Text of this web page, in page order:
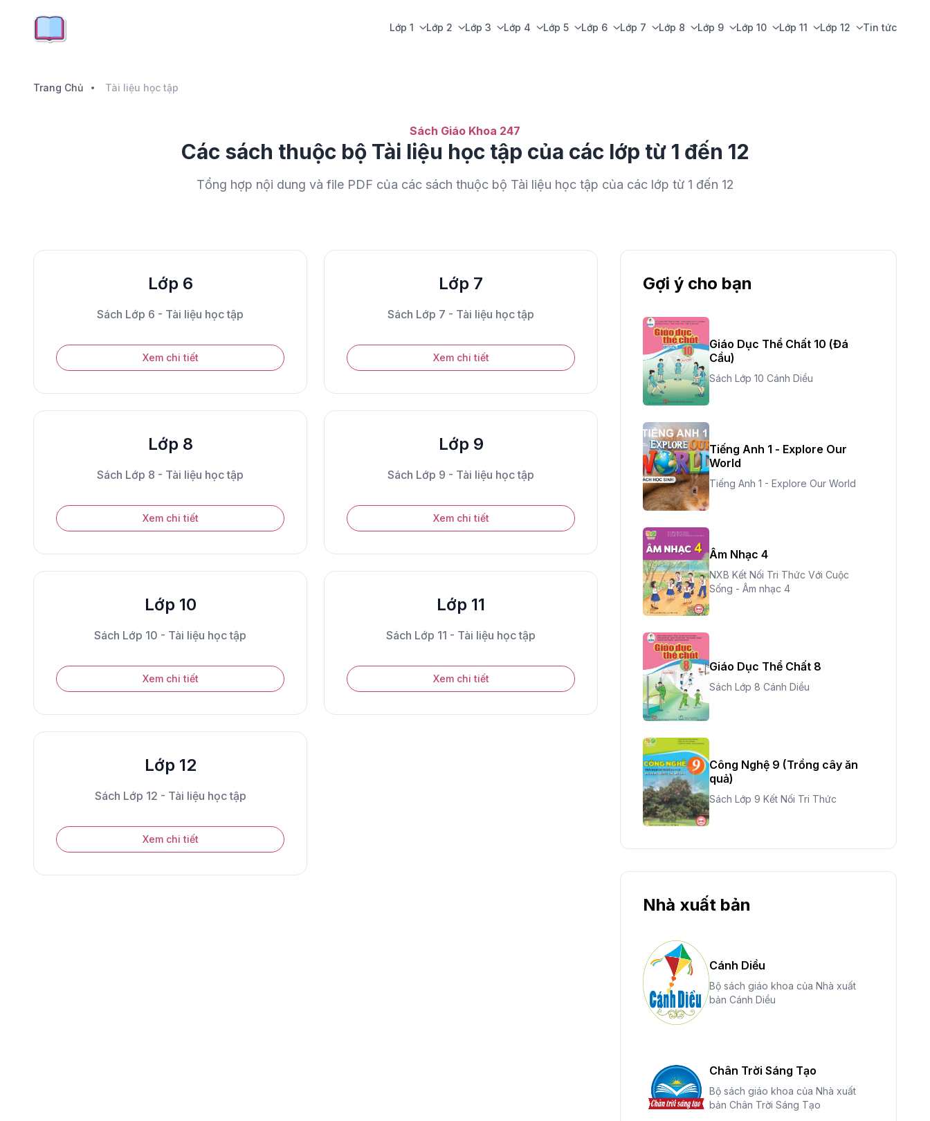
Lớp 1 Lớp 2 Lớp 3 Lớp 4 Lớp 5 Lớp 6 Lớp 7 Lớp 8 Lớp 9 Lớp 10 Lớp 11 Lớp 12 Tin tức
Trang Chủ Tài liệu học tập
Sách Giáo Khoa 247
Các sách thuộc bộ Tài liệu học tập của các lớp từ 1 đến 12
Tổng hợp nội dung và file PDF của các sách thuộc bộ Tài liệu học tập của các lớp từ 1 đến 12
Lớp 6
Sách Lớp 6 - Tài liệu học tập
Xem chi tiết
Lớp 7
Sách Lớp 7 - Tài liệu học tập
Xem chi tiết
Lớp 8
Sách Lớp 8 - Tài liệu học tập
Xem chi tiết
Lớp 9
Sách Lớp 9 - Tài liệu học tập
Xem chi tiết
Lớp 10
Sách Lớp 10 - Tài liệu học tập
Xem chi tiết
Lớp 11
Sách Lớp 11 - Tài liệu học tập
Xem chi tiết
Lớp 12
Sách Lớp 12 - Tài liệu học tập
Xem chi tiết
Gợi ý cho bạn
Giáo Dục Thể Chất 10 (Đá
Cầu)
Sách Lớp 10 Cánh Diều
Tiếng Anh 1 - Explore Our
World
Tiếng Anh 1 - Explore Our World
Âm Nhạc 4
NXB Kết Nối Tri Thức Với Cuộc
Sống - Âm nhạc 4
Giáo Dục Thể Chất 8
Sách Lớp 8 Cánh Diều
Công Nghệ 9 (Trồng cây ăn
quả)
Sách Lớp 9 Kết Nối Tri Thức
Nhà xuất bản
Cánh Diều
Bộ sách giáo khoa của Nhà xuất
bản Cánh Diều
Chân Trời Sáng Tạo
Bộ sách giáo khoa của Nhà xuất
bản Chân Trời Sáng Tạo